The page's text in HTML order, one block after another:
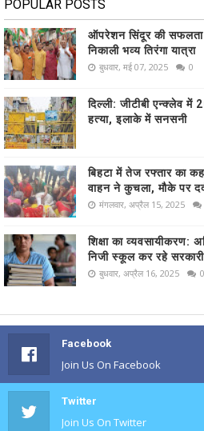
POPULAR POSTS
ऑपरेशन सिंदूर की
निकाली भव्य तिरंगा यात्रा
बुधवार, मई 07, 2025 0
दिल्ली: जीटीबी एन्क्लेव में
हत्या, इलाके में सनसनी
बिहटा में तेज रफ्तार का
वाहन ने कुचला, मौके पर
मंगलवार, अप्रैल 15, 2025
शिक्षा का व्यवसायीकरण:
निजी स्कूल कर रहे
बुधवार, अप्रैल 16, 2025 0
Facebook
Join Us On Facebook
Twitter
Join Us On Twitter